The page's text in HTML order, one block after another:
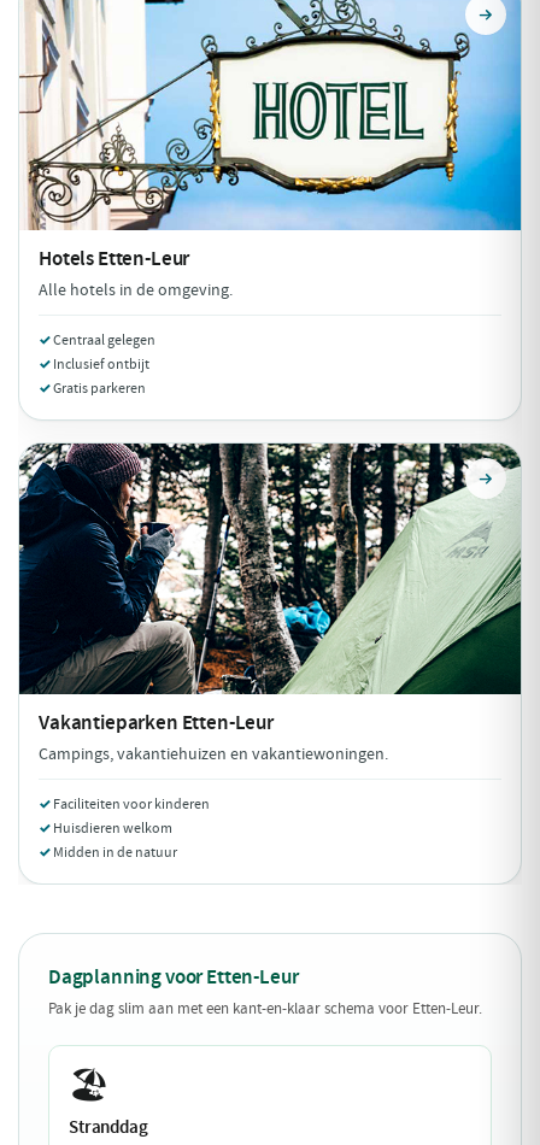
HotelsEtten-Leur
Alle hotels in de omgeving.
Centraal gelegen
Inclusief ontbijt
Gratis parkeren
Vakantieparken Etten-Leur
Campings, vakantiehuizen en vakantiewoningen.
Faciliteiten voor kinderen
Huisdieren welkom
Midden in de natuur
Dagplanning voor Etten-Leur
Pak je dag slim aan met een kant-en-klaar schema voor Etten-Leur.
🏖️
Stranddag